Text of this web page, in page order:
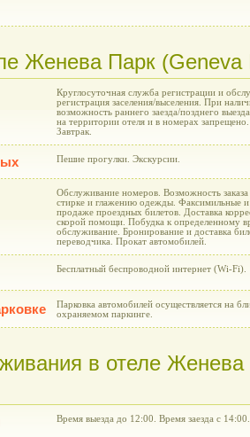
Женева Парк (Geneva
Круглосуточная служба регистрации и
регистрация заселения/выселения. При
возможность раннего заезда/позднего
на территории отеля и в номерах
Завтрак.
Пешие прогулки. Экскурсии.
Обслуживание номеров. Возможность
стирке и глажению одежды. Факсимильные
продаже проездных билетов. Доставка
скорой помощи. Побудка к определенному
обслуживание. Бронирование и доставка
переводчика. Прокат автомобилей.
Бесплатный беспроводной интернет (Wi-Fi).
Парковка автомобилей осуществляется на
охраняемом паркинге.
в отеле
Время выезда до 12:00. Время заезда с 14:00.